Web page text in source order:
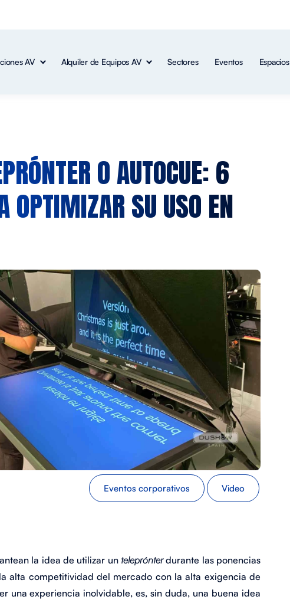
AV Alquiler de Equipos AV Sectores Eventos Espacios
O AUTOCUE:6
OPTIMIZAR SU USO EN
Video
Eventos corporativos
la idea de utilizar un teleprónterdurante las ponencias
alta competitividad del mercado con la alta exigencia de
una experiencia inolvidable, es, sin duda, una buena idea